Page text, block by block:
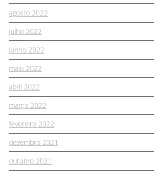
agosto 2022
julho 2022
junho 2022
maio 2022
abril 2022
março 2022
fevereiro 2022
dezembro 2021
outubro 2021